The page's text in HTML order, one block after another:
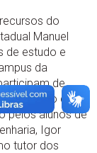
do
Manuel
de estudo e
da
de
protótipo de
pelos alunos de
Igor
tutor dos